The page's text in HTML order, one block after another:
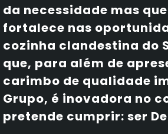
da necessidade mas
fortalece nas
cozinha clandestina do
que, para além de
carimbo de qualidade
Grupo, é inovadora no
pretende cumprir: ser